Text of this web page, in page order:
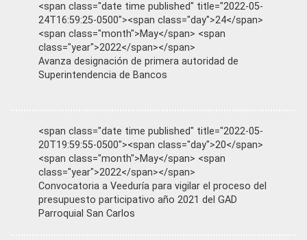
<span class="date time published" title="2022-05-
24T16:59:25-0500"><span class="day">24</span>
<span class="month">May</span> <span
class="year">2022</span></span>
Avanza designación de primera autoridad de
Superintendencia de Bancos
<span class="date time published" title="2022-05-
20T19:59:55-0500"><span class="day">20</span>
<span class="month">May</span> <span
class="year">2022</span></span>
Convocatoria a Veeduría para vigilar el proceso del
presupuesto participativo año 2021 del GAD
Parroquial San Carlos